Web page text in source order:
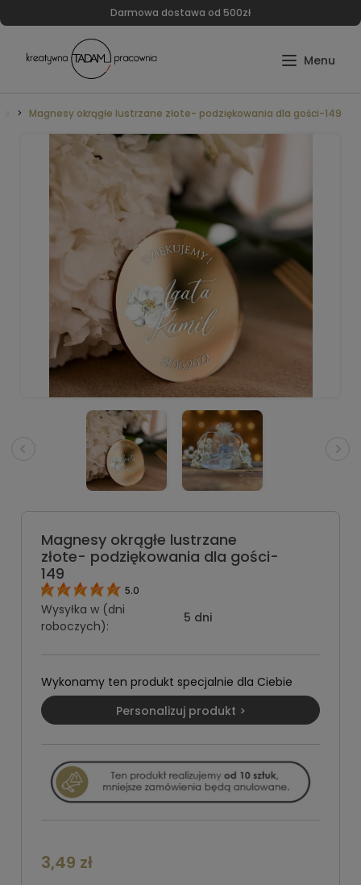
Darmowa dostawa od 500zł
Magnesy okrągłe lustrzane złote- podziękowania dla gości-149
Magnesy okrągłe lustrzane
złote- podziękowania dla gości-
149
5.0
Wysyłka w (dni
roboczych):
5 dni
Wykonamy ten produkt specjalnie dla Ciebie
Personalizuj produkt >
3,49 zł